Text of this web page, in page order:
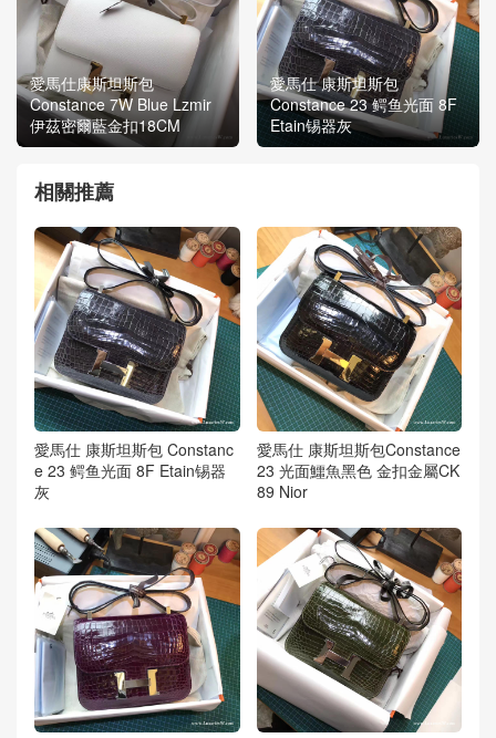
愛馬仕康斯坦斯包
Constance 7W Blue Lzmir
伊茲密爾藍金扣18CM
愛馬仕 康斯坦斯包
Constance 23 鳄鱼光面 8F
Etain锡器灰
相關推薦
愛馬仕 康斯坦斯包 Constanc
e 23 鳄鱼光面 8F Etain锡器
灰
愛馬仕 康斯坦斯包Constance
23 光面鱷魚黑色 金扣金屬CK
89 Nior